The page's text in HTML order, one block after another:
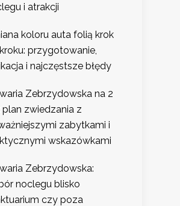
i atrakcji
koloru auta folią krok
przygotowanie,
i najczęstsze błędy
Zebrzydowska na 2
plan zwiedzania z
zabytkami i
wskazówkami
Zebrzydowska:
noclegu blisko
czy poza